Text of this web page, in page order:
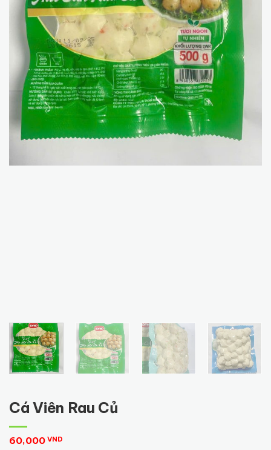
Cá Viên Rau Củ
60,000 VND